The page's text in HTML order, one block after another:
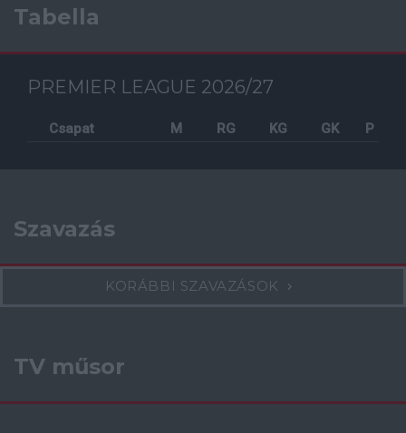
Tabella
PREMIER LEAGUE 2026/27
Csapat M RG KG GK P
Szavazás
KORÁBBI SZAVAZÁSOK
TV műsor